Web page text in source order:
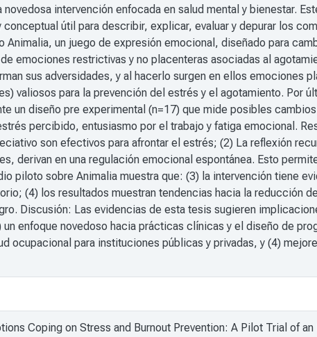
intervención enfocada en salud mental y bienestar.
útil para describir, explicar, evaluar y depurar los
Animalia, un juego de expresión emocional, diseñado para
emociones restrictivas y no placenteras asociadas al
sus adversidades, y al hacerlo surgen en ellos emociones
valiosos para la prevención del estrés y el agotamiento. Por
un diseño pre experimental (n=17) que mide posibles
percibido, entusiasmo por el trabajo y fatiga emocional.
son efectivos para afrontar el estrés; (2) La reflexión
derivan en una regulación emocional espontánea. Esto
piloto sobre Animalia muestra que: (3) la intervención tiene
(4) los resultados muestran tendencias hacia la reducción
Discusión: Las evidencias de esta tesis sugieren
enfoque novedoso hacia prácticas clínicas y el diseño de
ocupacional para instituciones públicas y privadas, y (4)
Coping on Stress and Burnout Prevention: A Pilot Trial of